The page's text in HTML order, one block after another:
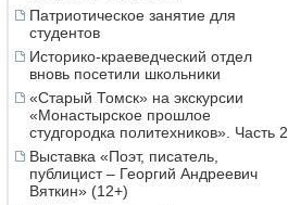
Патриотическое занятие для
студентов
Историко-краеведческий отдел
вновь посетили школьники
«Старый Томск» на экскурсии
«Монастырское прошлое
студгородка политехников». Часть 2
Выставка «Поэт, писатель,
публицист – Георгий Андреевич
Вяткин» (12+)